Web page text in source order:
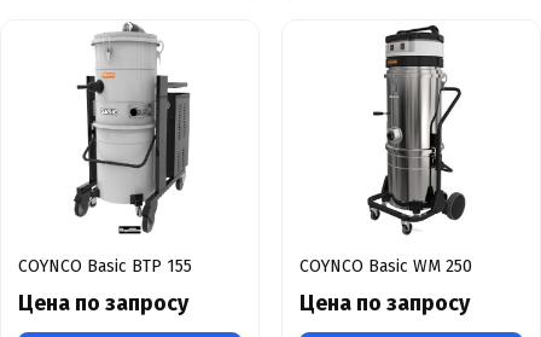
COYNCO Basic BTP 155
Цена по запросу
COYNCO Basic WM 250
Цена по запросу